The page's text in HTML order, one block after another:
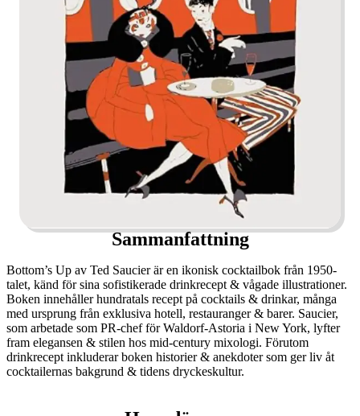
Sammanfattning
Bottom’s Up av Ted Saucier är en ikonisk cocktailbok från 1950-
talet, känd för sina sofistikerade drinkrecept & vågade illustrationer.
Boken innehåller hundratals recept på cocktails & drinkar, många
med ursprung från exklusiva hotell, restauranger & barer. Saucier,
som arbetade som PR-chef för Waldorf-Astoria i New York, lyfter
fram elegansen & stilen hos mid-century mixologi. Förutom
drinkrecept inkluderar boken historier & anekdoter som ger liv åt
cocktailernas bakgrund & tidens dryckeskultur.